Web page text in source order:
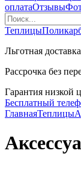
оплатаОтзывы
Теплицы
Льготная доставка
Рассрочка без
Гарантия низкой
Бесплатный
ГлавнаяТеплицы